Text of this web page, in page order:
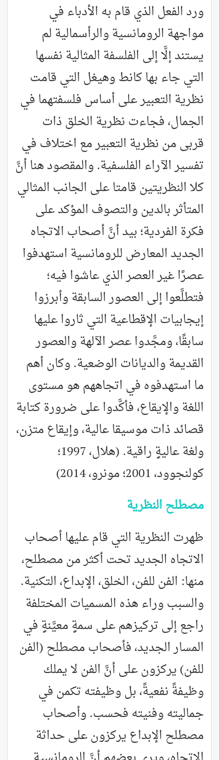
ورد الفعل الذي قام به الأدباء في
مواجهة الرومانسية والرأسمالية لم
يستند إلَّا إلى الفلسفة المثالية نفسها
التي جاء بها كانط وهيغل التي قامت
نظرية التعبير على أساس فلسفتهما في
الجمال، فجاءت نظرية الخلق ذات
قربى من نظرية التعبير مع اختلاف في
تفسير الآراء الفلسفية. والمقصود هنا أنَّ
كلا النظريتين قامتا على الجانب المثالي
المتأثر بالدين والتصوف المؤكد على
فكرة الفردية؛ بيد أنَّ أصحاب الاتجاه
الجديد المعارض للرومانسية استهدفوا
عصرًا غير العصر الذي عاشوا فيه؛
فتطلَّعوا إلى العصور السابقة وأبرزوا
إيجابيات الإقطاعية التي ثاروا عليها
سابقًا، ومجَّدوا عصر الآلهة والعصور
القديمة والديانات الوضعية. وكان أهم
ما استهدفوه في اتجاههم هو مستوى
اللغة والإيقاع، فأكَّدوا على ضرورة كتابة
قصائد ذات موسيقا عالية، وإيقاع متزن،
ولغة عاليةٍ راقية. (هلال، 1997؛
كولنجوود، 2001؛ مونرو، 2014)
مصطلح النظرية
ظهرت النظرية التي قام عليها أصحاب
الاتجاه الجديد تحت أكثر من مصطلح،
منها: الفن للفن، الخلق، الإبداع، التكنية.
والسبب وراء هذه المسميات المختلفة
راجع إلى تركيزهم على سمةٍ معيَّنةٍ في
المسار الجديد، فأصحاب مصطلح (الفن
للفن) يركزون على أنَّ الفن لا يملك
وظيفةً نفعيةً، بل وظيفته تكمن في
جماليته وفنيته فحسب. وأصحاب
مصطلح الإبداع يركزون على حداثة